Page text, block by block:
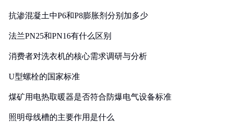
抗渗混凝土中P6和P8膨胀剂分别加多少
法兰PN25和PN16有什么区别
消费者对洗衣机的核心需求调研与分析
U型螺栓的国家标准
煤矿用电热取暖器是否符合防爆电气设备标准
照明母线槽的主要作用是什么